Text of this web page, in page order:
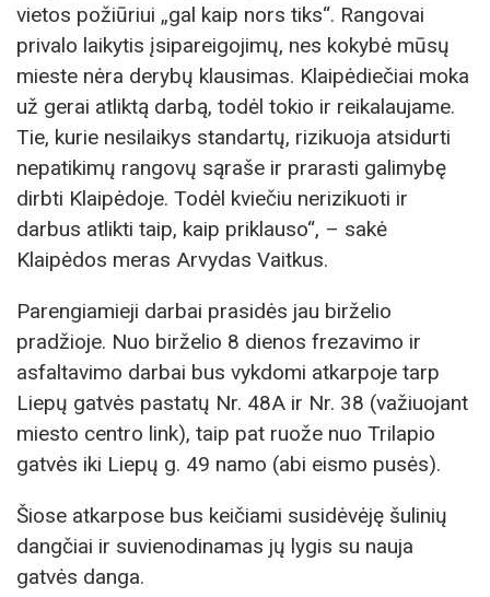
vietos požiūriui „gal kaip nors tiks“. Rangovai
privalo laikytis įsipareigojimų, nes kokybė mūsų
mieste nėra derybų klausimas. Klaipėdiečiai moka
už gerai atliktą darbą, todėl tokio ir reikalaujame.
Tie, kurie nesilaikys standartų, rizikuoja atsidurti
nepatikimų rangovų sąraše ir prarasti galimybę
dirbti Klaipėdoje. Todėl kviečiu nerizikuoti ir
darbus atlikti taip, kaip priklauso“, – sakė
Klaipėdos meras Arvydas Vaitkus.
Parengiamieji darbai prasidės jau birželio
pradžioje. Nuo birželio 8 dienos frezavimo ir
asfaltavimo darbai bus vykdomi atkarpoje tarp
Liepų gatvės pastatų Nr. 48A ir Nr. 38 (važiuojant
miesto centro link), taip pat ruože nuo Trilapio
gatvės iki Liepų g. 49 namo (abi eismo pusės).
Šiose atkarpose bus keičiami susidėvėję šulinių
dangčiai ir suvienodinamas jų lygis su nauja
gatvės danga.